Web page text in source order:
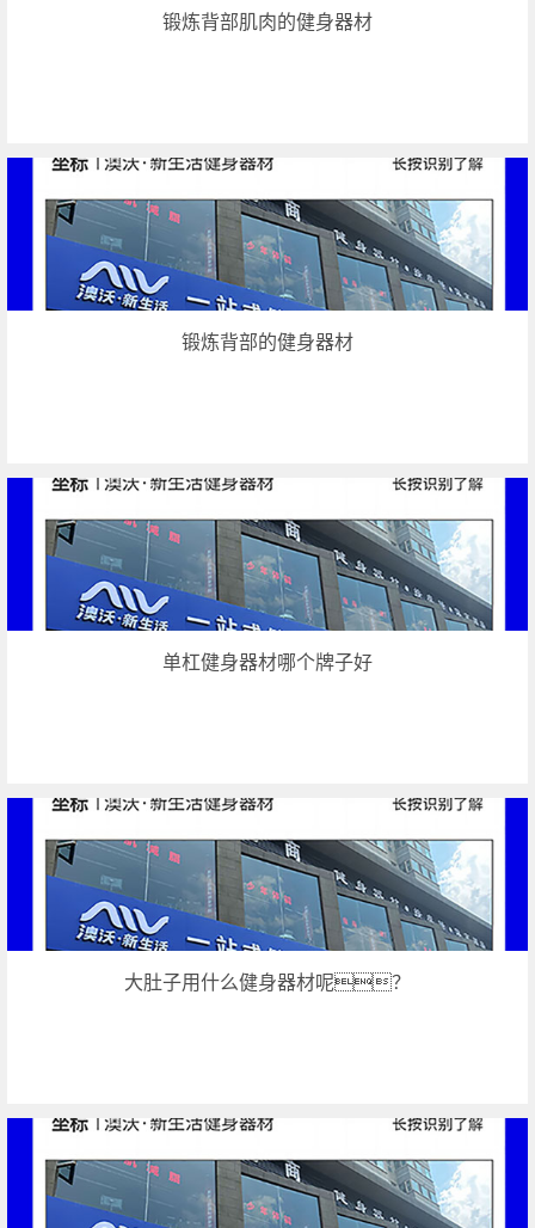
锻炼背部肌肉的健身器材
锻炼背部的健身器材
单杠健身器材哪个牌子好
大肚子用什么健身器材呢？